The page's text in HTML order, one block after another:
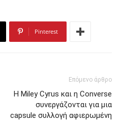
Pinterest
Επόμενο άρθρο
Η Miley Cyrus και η Converse
συνεργάζονται για μια
capsule συλλογή αφιερωμένη